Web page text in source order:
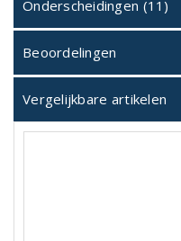
Onderscheidingen (11)
Beoordelingen
Vergelijkbare artikelen